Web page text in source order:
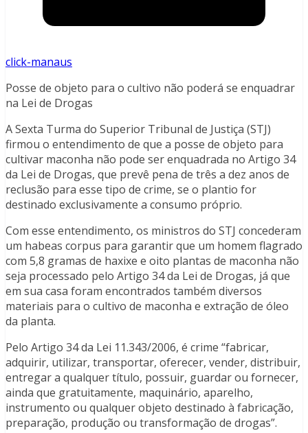
click-manaus
Posse de objeto para o cultivo não poderá se enquadrar
na Lei de Drogas
A Sexta Turma do Superior Tribunal de Justiça (STJ)
firmou o entendimento de que a posse de objeto para
cultivar maconha não pode ser enquadrada no Artigo 34
da Lei de Drogas, que prevê pena de três a dez anos de
reclusão para esse tipo de crime, se o plantio for
destinado exclusivamente a consumo próprio.
Com esse entendimento, os ministros do STJ concederam
um habeas corpus para garantir que um homem flagrado
com 5,8 gramas de haxixe e oito plantas de maconha não
seja processado pelo Artigo 34 da Lei de Drogas, já que
em sua casa foram encontrados também diversos
materiais para o cultivo de maconha e extração de óleo
da planta.
Pelo Artigo 34 da Lei 11.343/2006, é crime “fabricar,
adquirir, utilizar, transportar, oferecer, vender, distribuir,
entregar a qualquer título, possuir, guardar ou fornecer,
ainda que gratuitamente, maquinário, aparelho,
instrumento ou qualquer objeto destinado à fabricação,
preparação, produção ou transformação de drogas”.